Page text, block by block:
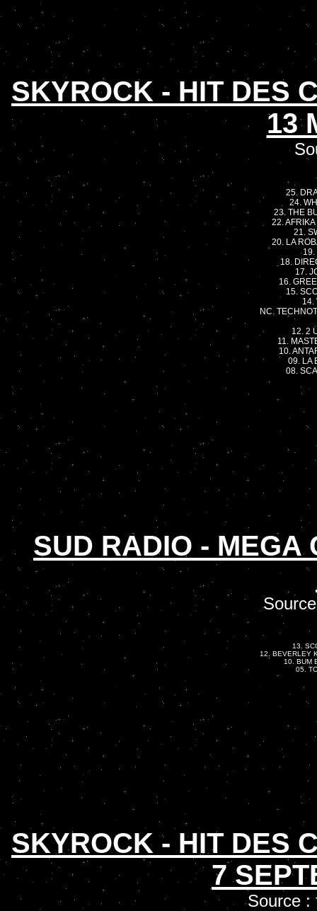
SKYROCK - HIT DES
13
25.
24.
23. THE
22.
21.
20. LA
19.
18.
17.
16.
15.
14.
NC.
12. 2
11.
10.
09. LA
08.
SUD RADIO - MEGA
13.
12. BEVERLEY
10. BUM
05.
SKYROCK - HIT DES
7
Source :